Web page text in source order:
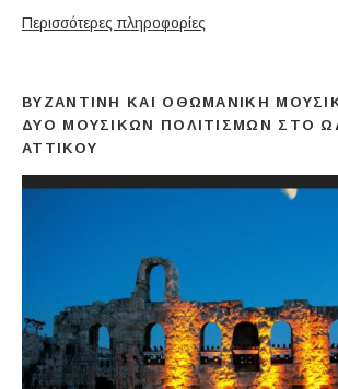
Περισσότερες πληροφορίες
ΒΥΖΑΝΤΙΝΉ ΚΑΙ ΟΘΩΜΑΝΙΚΉ
ΔΎΟ ΜΟΥΣΙΚΏΝ ΠΟΛΙΤΙΣΜΏΝ ΣΤΟ
ΑΤΤΙΚΟΎ